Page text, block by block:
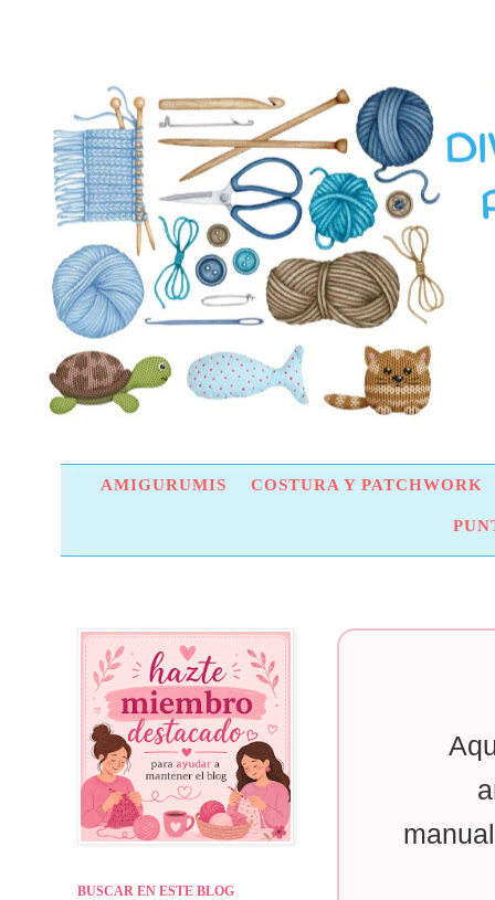
AMIGURUMIS COSTURA Y PATCHWORK
BUSCAR EN ESTE BLOG